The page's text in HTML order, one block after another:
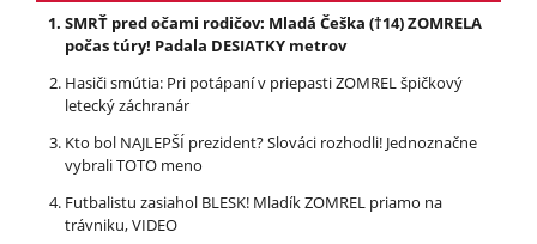
SMRŤ pred očami rodičov: Mladá Češka (†14) ZOMRELA
počas túry! Padala DESIATKY metrov
Hasiči smútia: Pri potápaní v priepasti ZOMREL špičkový
letecký záchranár
Kto bol NAJLEPŠÍ prezident? Slováci rozhodli! Jednoznačne
vybrali TOTO meno
Futbalistu zasiahol BLESK! Mladík ZOMREL priamo na
trávniku, VIDEO